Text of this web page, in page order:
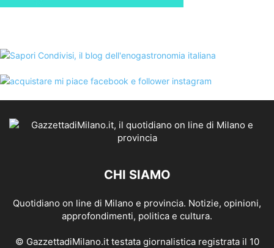
CHI SIAMO
Quotidiano on line di Milano e provincia. Notizie, opinioni,
approfondimenti, politica e cultura.
© GazzettadiMilano.it testata giornalistica registrata il 10